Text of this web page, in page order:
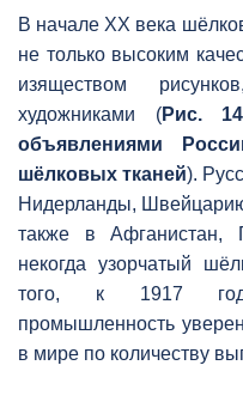
В начале XX века
не только высоким
изяществом
художниками (Рис.
объявлениями
шёлковых тканей).
Нидерланды,
также в Афганистан,
некогда узорчатый
того, к 1917
промышленность
в мире по количеству